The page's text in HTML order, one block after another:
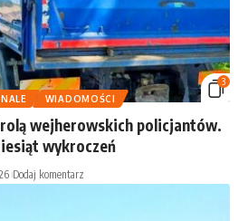
3
WIADOMOŚCI
wejherowskich policjantów.
wykroczeń
Dodaj komentarz